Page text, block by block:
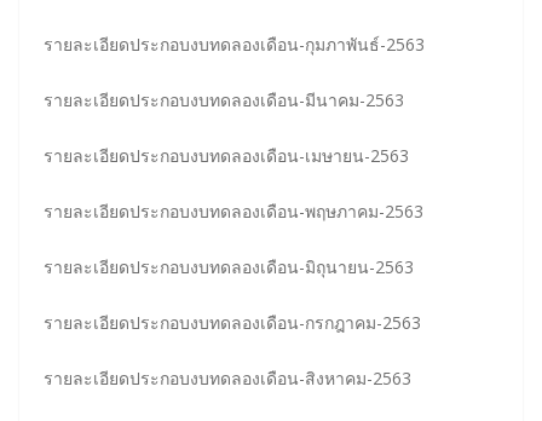
รายละเอียดประกอบงบทดลองเดือน-กุมภาพันธ์-2563
รายละเอียดประกอบงบทดลองเดือน-มีนาคม-2563
รายละเอียดประกอบงบทดลองเดือน-เมษายน-2563
รายละเอียดประกอบงบทดลองเดือน-พฤษภาคม-2563
รายละเอียดประกอบงบทดลองเดือน-มิถุนายน-2563
รายละเอียดประกอบงบทดลองเดือน-กรกฎาคม-2563
รายละเอียดประกอบงบทดลองเดือน-สิงหาคม-2563